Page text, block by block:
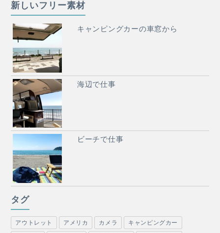
新しいフリー素材
キャンピングカーの車窓から
海辺で仕事
ビーチで仕事
タグ
アウトレット アメリカ カメラ キャンピングカー